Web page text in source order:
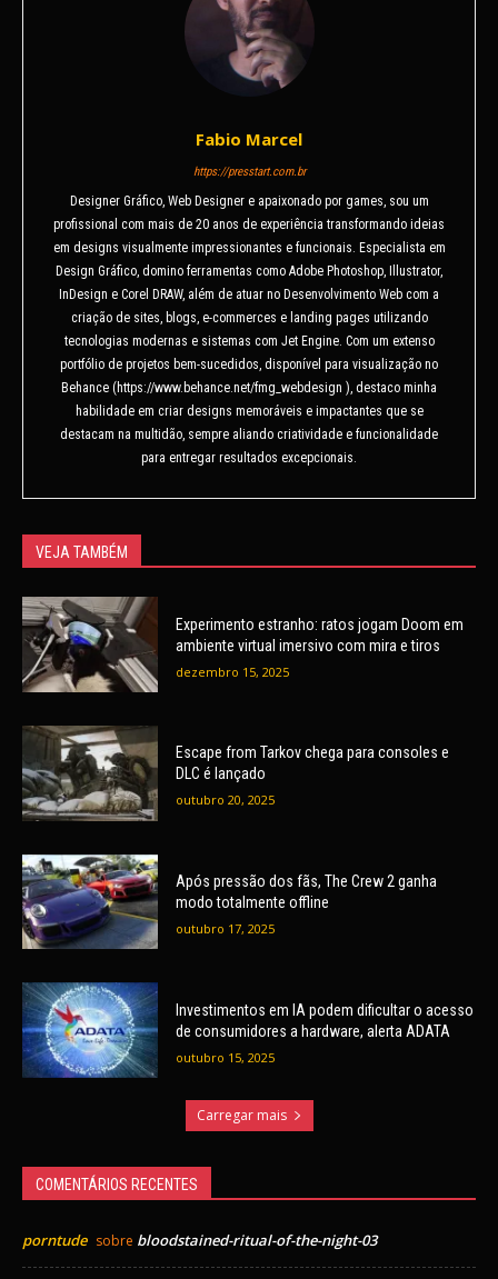
Fabio Marcel
https://presstart.com.br
Designer Gráfico, Web Designer e apaixonado por games, sou um
profissional com mais de 20 anos de experiência transformando ideias
em designs visualmente impressionantes e funcionais. Especialista em
Design Gráfico, domino ferramentas como Adobe Photoshop, Illustrator,
InDesign e Corel DRAW, além de atuar no Desenvolvimento Web com a
criação de sites, blogs, e-commerces e landing pages utilizando
tecnologias modernas e sistemas com Jet Engine. Com um extenso
portfólio de projetos bem-sucedidos, disponível para visualização no
Behance (https://www.behance.net/fmg_webdesign ), destaco minha
habilidade em criar designs memoráveis e impactantes que se
destacam na multidão, sempre aliando criatividade e funcionalidade
para entregar resultados excepcionais.
VEJA TAMBÉM
Experimento estranho: ratos jogam Doom em
ambiente virtual imersivo com mira e tiros
dezembro 15, 2025
Escape from Tarkov chega para consoles e
DLC é lançado
outubro 20, 2025
Após pressão dos fãs, The Crew 2 ganha
modo totalmente offline
outubro 17, 2025
Investimentos em IA podem dificultar o acesso
de consumidores a hardware, alerta ADATA
outubro 15, 2025
Carregar mais
COMENTÁRIOS RECENTES
porntude sobre bloodstained-ritual-of-the-night-03